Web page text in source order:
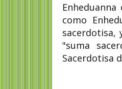
como
sacerdotisa,
"suma
Sacerdotisa